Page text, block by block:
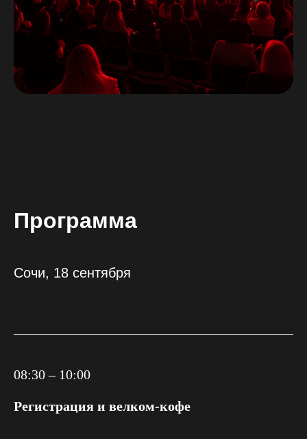
Программа
Сочи, 18 сентября
08:30 – 10:00
Регистрация и велком-кофе